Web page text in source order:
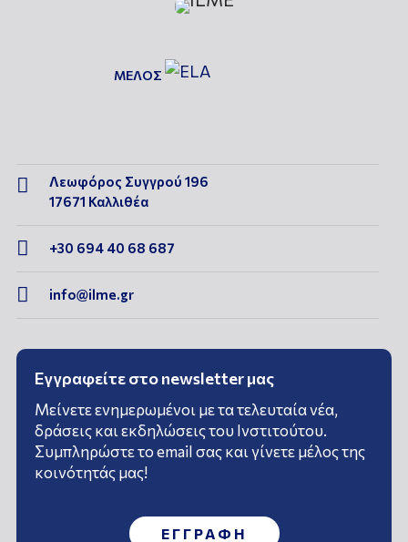
ΜΕΛΟΣ

Λεωφόρος Συγγρού 196
17671 Καλλιθέα
 +30 694 40 68 687
 info@ilme.gr
Εγγραφείτε στο newsletter μας
Μείνετε ενημερωμένοι με τα τελευταία νέα,
δράσεις και εκδηλώσεις του Ινστιτούτου.
Συμπληρώστε το email σας και γίνετε μέλος της
κοινότητάς μας!
ΕΓΓΡΑΦΗ